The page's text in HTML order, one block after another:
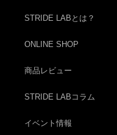
STRIDE LABとは？
ONLINE SHOP
商品レビュー
STRIDE LABコラム
イベント情報